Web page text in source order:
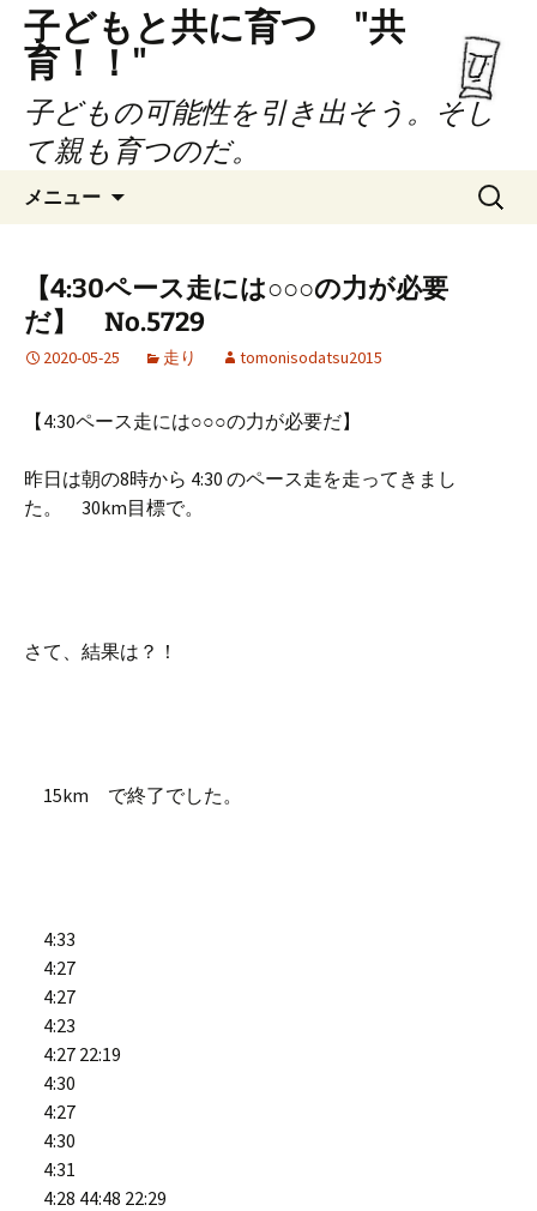
子どもと共に育つ "共
育！！"
子どもの可能性を引き出そう。そし
て親も育つのだ。
メニュー
ツ
へ
ッ
検
索:
【4:30ペース走には○○○の力が必要
だ】 No.5729
2020-05-25 走り tomonisodatsu2015
【4:30ペース走には○○○の力が必要だ】
昨日は朝の8時から 4:30 のペース走を走ってきまし
た。 30km目標で。
さて、結果は？！
15km で終了でした。
4:33
4:27
4:27
4:23
4:27 22:19
4:30
4:27
4:30
4:31
4:28 44:48 22:29